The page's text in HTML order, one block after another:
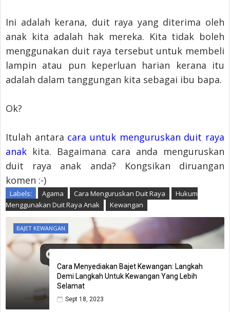
Ini adalah kerana, duit raya yang diterima oleh
anak kita adalah hak mereka. Kita tidak boleh
menggunakan duit raya tersebut untuk membeli
lampin atau pun keperluan harian kerana itu
adalah dalam tanggungan kita sebagai ibu bapa.
Ok?
Itulah antara cara untuk menguruskan duit raya
anak kita. Bagaimana cara anda menguruskan
duit raya anak anda? Kongsikan diruangan
komen :-)
Labels: Agama Cara Menguruskan Duit Raya
Hukum
Menggunakan Duit Raya Anak
Kewangan
BAJET KEWANGAN
Cara Menyediakan Bajet Kewangan: Langkah
Demi Langkah Untuk Kewangan Yang Lebih
Selamat
Sept 18, 2023